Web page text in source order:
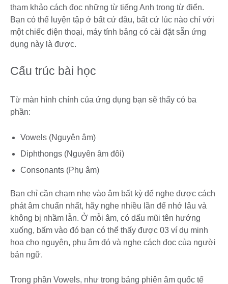
tham khảo cách đọc những từ tiếng Anh trong từ điển.
Bạn có thể luyện tập ở bất cứ đâu, bất cứ lúc nào chỉ với
một chiếc điện thoại, máy tính bảng có cài đặt sẵn ứng
dụng này là được.
Cấu trúc bài học
Từ màn hình chính của ứng dụng bạn sẽ thấy có ba
phần:
Vowels (Nguyên âm)
Diphthongs (Nguyên âm đôi)
Consonants (Phụ âm)
Bạn chỉ cần chạm nhẹ vào âm bất kỳ để nghe được cách
phát âm chuẩn nhất, hãy nghe nhiều lần để nhớ lâu và
không bị nhầm lẫn. Ở mỗi âm, có dấu mũi tên hướng
xuống, bấm vào đó bạn có thể thấy được 03 ví dụ minh
họa cho nguyên, phụ âm đó và nghe cách đọc của người
bản ngữ.
Trong phần Vowels, như trong bảng phiên âm quốc tế